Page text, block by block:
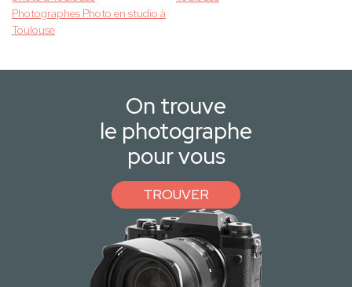
Photographes Photo en studio à
Toulouse
On trouve
le photographe
pour vous
TROUVER